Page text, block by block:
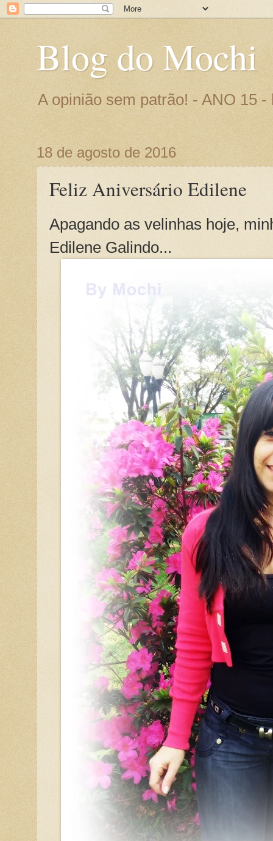
Blog do Mochi
A opinião sem patrão! - ANO 15
18 de agosto de 2016
Feliz Aniversário Edilene
Apagando as velinhas hoje,
Edilene Galindo...